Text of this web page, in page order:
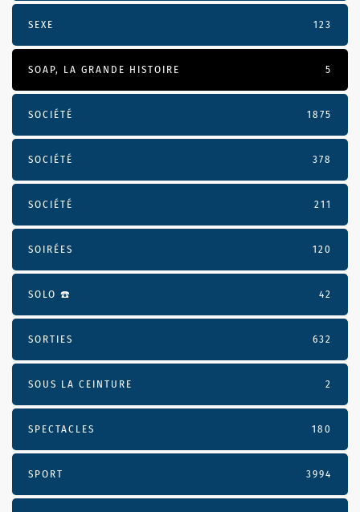
SEXE 123
SOAP, LA GRANDE HISTOIRE 5
SOCIÉTÉ 1875
SOCIÉTÉ 378
SOCIÉTÉ 211
SOIRÉES 120
SOLO ☎️ 42
SORTIES 632
SOUS LA CEINTURE 2
SPECTACLES 180
SPORT 3994